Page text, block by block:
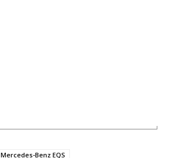
Mercedes-Benz EQS